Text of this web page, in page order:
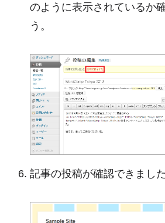
のように表示されているか
う。
記事の投稿が確認できました